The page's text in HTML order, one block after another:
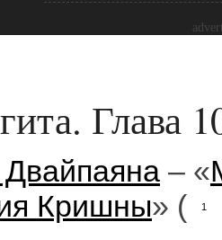
Глава
– «
Кришны» ( 1